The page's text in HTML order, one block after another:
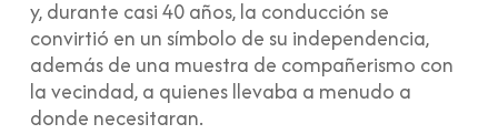
y, durante casi 40 años, la conducción se
convirtió en un símbolo de su independencia,
además de una muestra de compañerismo con
la vecindad, a quienes llevaba a menudo a
donde necesitaran.